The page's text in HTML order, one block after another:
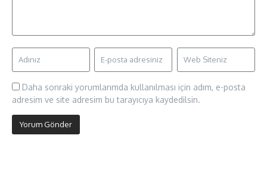
Daha sonraki yorumlarımda kullanılması için adım, e-posta
adresim ve site adresim bu tarayıcıya kaydedilsin.